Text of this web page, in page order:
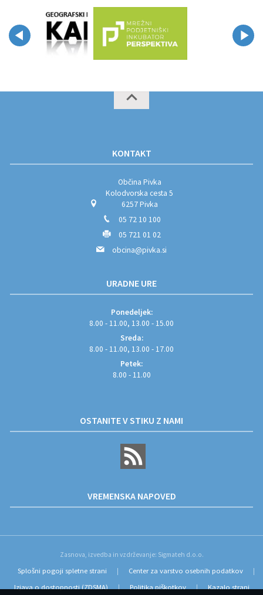
KONTAKT
Občina Pivka
Kolodvorska cesta 5
6257 Pivka
05 72 10 100
05 721 01 02
obcina@pivka.si
URADNE URE
Ponedeljek:
8.00 - 11.00, 13.00 - 15.00
Sreda:
8.00 - 11.00, 13.00 - 17.00
Petek:
8.00 - 11.00
OSTANITE V STIKU Z NAMI
VREMENSKA NAPOVED
Zasnova, izvedba in vzdrževanje: Sigmateh d.o.o.
Splošni pogoji spletne strani Center za varstvo osebnih podatkov
Izjava o dostopnosti (ZDSMA) | Politika piškotkov | Kazalo strani